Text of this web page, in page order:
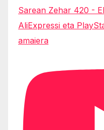
Sarean Zehar 420 -
AliExpressi eta
amaiera